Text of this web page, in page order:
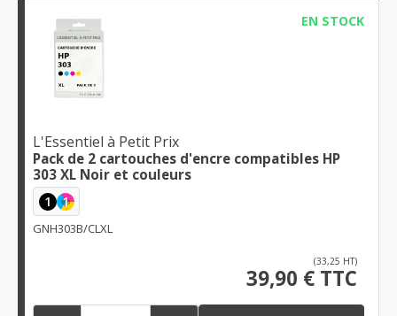
EN STOCK
L'Essentiel à Petit Prix
Pack de 2 cartouches d'encre compatibles HP
303 XL Noir et couleurs
1 1
GNH303B/CLXL
(33,25 HT)
39,90 € TTC